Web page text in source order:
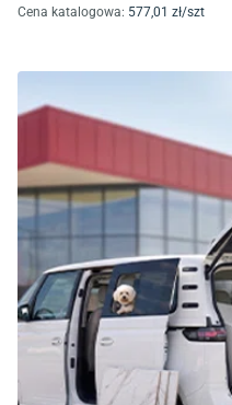
Cena katalogowa: 577,01 zł/szt